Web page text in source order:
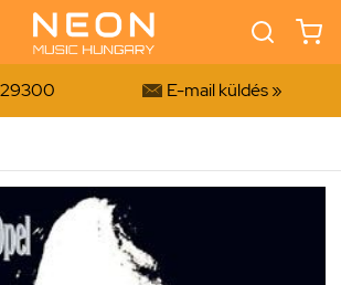
 E-mail küldés »